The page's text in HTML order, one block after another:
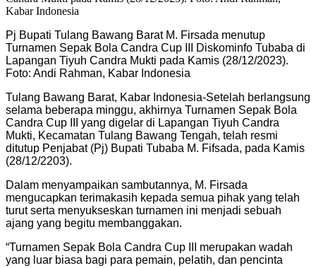
Pj Bupati Tulang Bawang Barat M. Firsada menutup
Turnamen Sepak Bola Candra Cup III Diskominfo Tubaba di
Lapangan Tiyuh Candra Mukti pada Kamis (28/12/2023).
Foto: Andi Rahman, Kabar Indonesia
Tulang Bawang Barat, Kabar Indonesia-Setelah berlangsung
selama beberapa minggu, akhirnya Turnamen Sepak Bola
Candra Cup III yang digelar di Lapangan Tiyuh Candra
Mukti, Kecamatan Tulang Bawang Tengah, telah resmi
ditutup Penjabat (Pj) Bupati Tubaba M. Fifsada, pada Kamis
(28/12/2203).
Dalam menyampaikan sambutannya, M. Firsada
mengucapkan terimakasih kepada semua pihak yang telah
turut serta menyukseskan turnamen ini menjadi sebuah
ajang yang begitu membanggakan.
“Turnamen Sepak Bola Candra Cup III merupakan wadah
yang luar biasa bagi para pemain, pelatih, dan pencinta